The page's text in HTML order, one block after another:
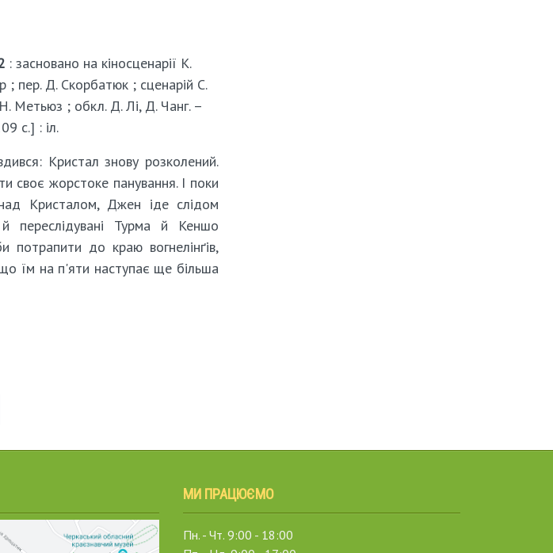
: засновано на кіносценарії К.
пер. Д. Скорбатюк ; сценарій С.
Метьюз ; обкл. Д. Лі, Д. Чанг. –
с.] : іл.
Кристал знову розколений.
своє жорстоке панування. І поки
Кристалом, Джен іде слідом
переслідувані Турма й Кеншо
потрапити до краю вогнелінґів,
їм на п'яти наступає ще більша
МИ ПРАЦЮЄМО
Пн. - Чт. 9:00 - 18:00